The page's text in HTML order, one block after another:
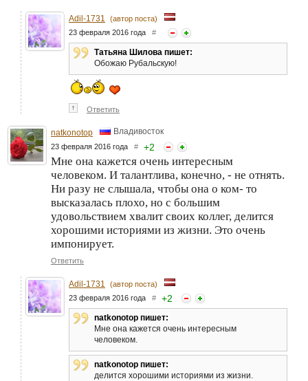
Adil-1731
(автор поста)
23 февраля 2016 года #
Татьяна Шилова пишет:
Обожаю Рубальскую!
↑ Ответить
natkonotop Владивосток
23 февраля 2016 года # +2
Мне она кажется очень интересным
человеком. И талантлива, конечно, - не отнять.
Ни разу не слышала, чтобы она о ком- то
высказалась плохо, но с большим
удовольствием хвалит своих коллег, делится
хорошими историями из жизни. Это очень
импонирует.
Ответить
Adil-1731
(автор поста)
23 февраля 2016 года # +2
natkonotop пишет:
Мне она кажется очень интересным
человеком.
natkonotop пишет:
делится хорошими историями из жизни.